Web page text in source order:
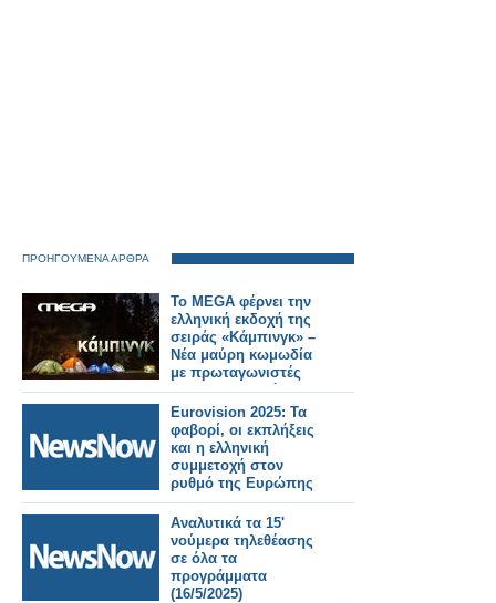
ΠΡΟΗΓΟΥΜΕΝΑ ΑΡΘΡΑ
Το MEGA φέρνει την
ελληνική εκδοχή της
σειράς «Κάμπινγκ» –
Νέα μαύρη κωμωδία
με πρωταγωνιστές
τους Χρυσοστόμου,
Παπασπηλιόπουλο
και Σταυροπούλου
Eurovision 2025: Τα
φαβορί, οι εκπλήξεις
και η ελληνική
συμμετοχή στον
ρυθμό της Ευρώπης
Αναλυτικά τα 15'
νούμερα τηλεθέασης
σε όλα τα
προγράμματα
(16/5/2025)